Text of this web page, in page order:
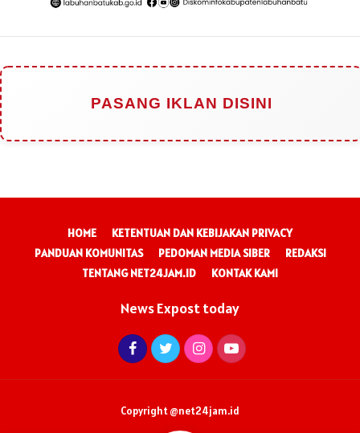
PASANG IKLAN DISINI
HOME
KETENTUAN DAN KEBIJAKAN PRIVACY
PANDUAN KOMUNITAS
PEDOMAN MEDIA SIBER
REDAKSI
TENTANG NET24JAM.ID
KONTAK KAMI
News Expost today
Copyright @net24jam.id